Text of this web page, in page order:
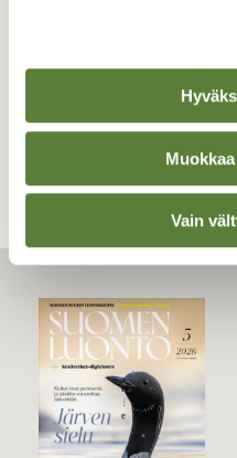
Vain